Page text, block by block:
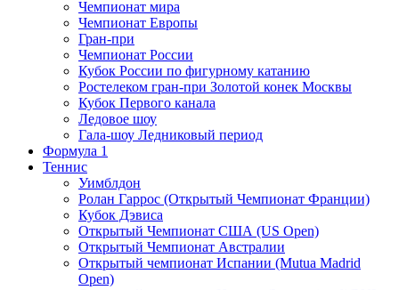
Чемпионат мира
Чемпионат Европы
Гран-при
Чемпионат России
Кубок России по фигурному катанию
Ростелеком гран-при Золотой конек Москвы
Кубок Первого канала
Ледовое шоу
Гала-шоу Ледниковый период
Формула 1
Теннис
Уимблдон
Ролан Гаррос (Открытый Чемпионат Франции)
Кубок Дэвиса
Открытый Чемпионат США (US Open)
Открытый Чемпионат Австралии
Открытый чемпионат Испании (Mutua Madrid
Open)